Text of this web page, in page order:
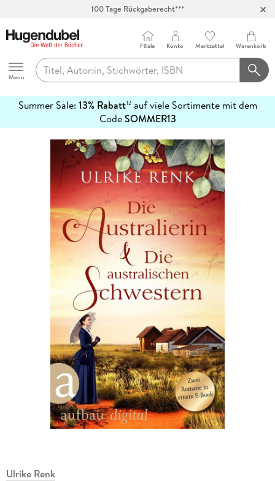
100 Tage Rückgaberecht***
Hugendubel
Menu
Filiale Konto Merkzettel Warenkorb
Summer Sale: 13% Rabatt12auf viele Sortimente mit dem
CodeSOMMER13
erfahren
Ulrike Renk